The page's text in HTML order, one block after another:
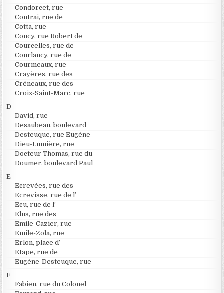
Condorcet, rue
Contrai, rue de
Cotta, rue
Coucy, rue Robert de
Courcelles, rue de
Courlancy, rue de
Courmeaux, rue
Crayères, rue des
Créneaux, rue des
Croix-Saint-Marc, rue
D
David, rue
Desaubeau, boulevard
Desteuque, rue Eugène
Dieu-Lumière, rue
Docteur Thomas, rue du
Doumer, boulevard Paul
E
Ecrevées, rue des
Ecrevisse, rue de l’
Ecu, rue de l’
Elus, rue des
Emile-Cazier, rue
Emile-Zola, rue
Erlon, place d’
Etape, rue de
Eugène-Desteuque, rue
F
Fabien, rue du Colonel